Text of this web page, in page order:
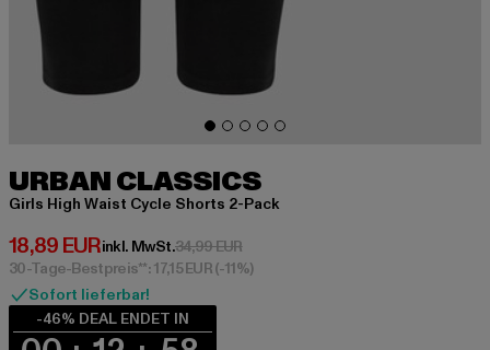
URBAN CLASSICS
Girls High Waist Cycle Shorts 2-Pack
18,89 EUR
Derzeitiger Preis: 18,89 EUR
inkl. MwSt.34,99 EURAktionspreis: 34,99 EUR
30-Tage-Bestpreis**: 17,15 EUR(-11%)
Sofort lieferbar!
-46% DEAL ENDET IN